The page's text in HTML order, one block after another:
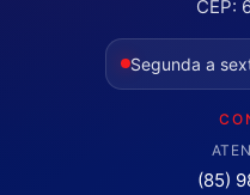
CEP:
Segunda a
(85)